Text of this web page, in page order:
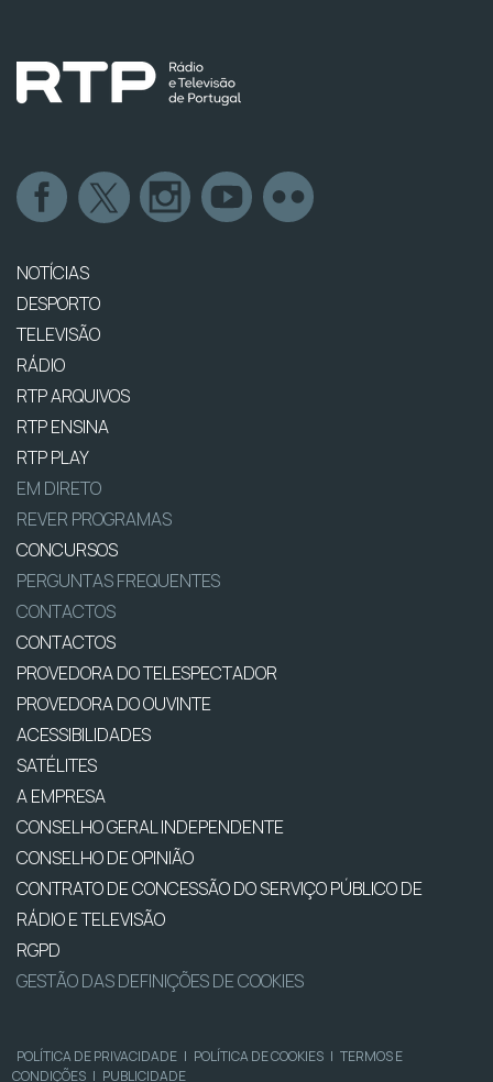
NOTÍCIAS
DESPORTO
TELEVISÃO
RÁDIO
RTP ARQUIVOS
RTP ENSINA
RTP PLAY
EM DIRETO
REVER PROGRAMAS
CONCURSOS
PERGUNTAS FREQUENTES
CONTACTOS
CONTACTOS
PROVEDORA DO TELESPECTADOR
PROVEDORA DO OUVINTE
ACESSIBILIDADES
SATÉLITES
A EMPRESA
CONSELHO GERAL INDEPENDENTE
CONSELHO DE OPINIÃO
CONTRATO DE CONCESSÃO DO SERVIÇO PÚBLICO DE
RÁDIO E TELEVISÃO
RGPD
GESTÃO DAS DEFINIÇÕES DE COOKIES
POLÍTICA DE PRIVACIDADE | POLÍTICA DE COOKIES | TERMOS E
CONDIÇÕES | PUBLICIDADE